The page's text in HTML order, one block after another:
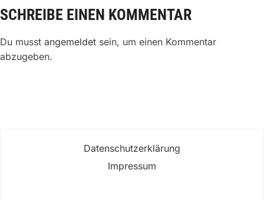
SCHREIBE EINEN KOMMENTAR
Du musst angemeldet sein, um einen Kommentar
abzugeben.
Datenschutzerklärung
Impressum